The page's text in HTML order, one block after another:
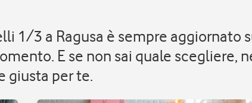
1/3 a Ragusa è sempre
E se non sai quale scegliere,
giusta per te.